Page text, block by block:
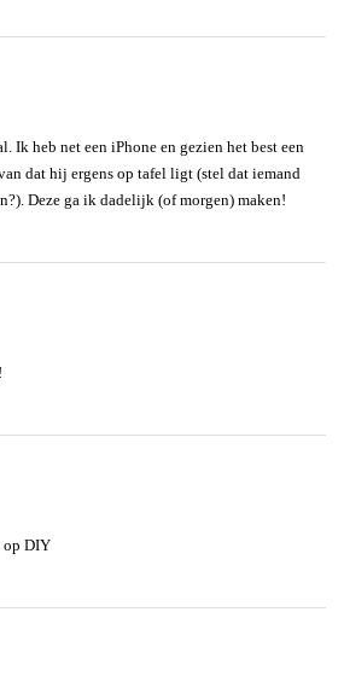
Ik heb net een iPhone en gezien het best een
dat hij ergens op tafel ligt (stel dat iemand
Deze ga ik dadelijk (of morgen) maken!
op DIY